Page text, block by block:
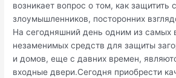
возникает вопрос о том, как защитить
злоумышленников, посторонних
На сегодняшний день одним из самых
незаменимых средств для защиты
и домов, еще с давних времен,
входные двери.Сегодня приобрести